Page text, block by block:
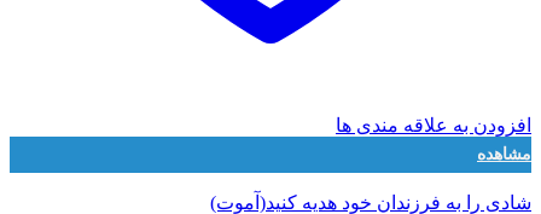
افزودن به علاقه مندی ها
مشاهده
شادی را به فرزندان خود هدیه کنید(آموت)